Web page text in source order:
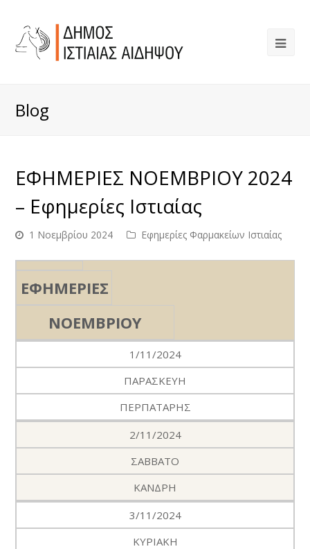
Blog
ΕΦΗΜΕΡΙΕΣ ΝΟΕΜΒΡΙΟΥ 2024
– Εφημερίες Ιστιαίας
1 Νοεμβρίου 2024 Εφημερίες Φαρμακείων Ιστιαίας
ΕΦΗΜΕΡΙΕΣ
ΝΟΕΜΒΡΙΟΥ
1/11/2024
ΠΑΡΑΣΚΕΥΗ
ΠΕΡΠΑΤΑΡΗΣ
2/11/2024
ΣΑΒΒΑΤΟ
ΚΑΝΔΡΗ
3/11/2024
ΚΥΡΙΑΚΗ